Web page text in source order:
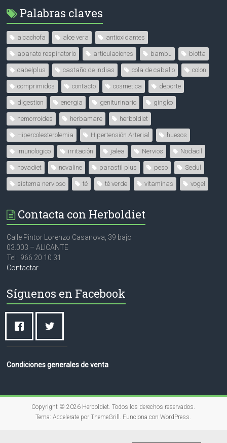
Palabras claves
alcachofa aloe vera antioxidantes
aparato respiratorio articulaciones bambu biotta
cabelplus castaño de indias cola de caballo colon
comprimidos contacto cosmetica deporte
digestion energia geniturinario gingko
hemorroides herbamare herboldiet
Hipercolesterolemia Hipertensión Arterial huesos
imunologico irritación jalea Nervios Nodacil
novadiet novaline parastil plus peso Sedul
sistema nervioso té té verde vitaminas vogel
Contacta con Herboldiet
Calle Pintor Lorenzo Casanova, 39 bajo –
03.003 – ALICANTE
Tel : 966 20 10 31
Contactar
Síguenos en Facebook
Condiciones generales de venta
Copyright © 2026 Herboldiet. Todos los derechos reservados.
Tema:Accelerate por ThemeGrill. Funciona conWordPress.